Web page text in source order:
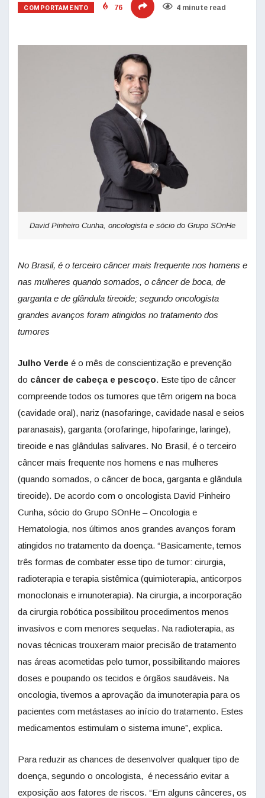
COMPORTAMENTO 76 4 minute read
David Pinheiro Cunha, oncologista e sócio do Grupo SOnHe
No Brasil, é o terceiro câncer mais frequente nos homens e
nas mulheres quando somados, o câncer de boca, de
garganta e de glândula tireoide; segundo oncologista
grandes avanços foram atingidos no tratamento dos
tumores
Julho Verde é o mês de conscientização e prevenção
do câncer de cabeça e pescoço. Este tipo de câncer
compreende todos os tumores que têm origem na boca
(cavidade oral), nariz (nasofaringe, cavidade nasal e seios
paranasais), garganta (orofaringe, hipofaringe, laringe),
tireoide e nas glândulas salivares. No Brasil, é o terceiro
câncer mais frequente nos homens e nas mulheres
(quando somados, o câncer de boca, garganta e glândula
tireoide). De acordo com o oncologista David Pinheiro
Cunha, sócio do Grupo SOnHe – Oncologia e
Hematologia, nos últimos anos grandes avanços foram
atingidos no tratamento da doença. “Basicamente, temos
três formas de combater esse tipo de tumor: cirurgia,
radioterapia e terapia sistêmica (quimioterapia, anticorpos
monoclonais e imunoterapia). Na cirurgia, a incorporação
da cirurgia robótica possibilitou procedimentos menos
invasivos e com menores sequelas. Na radioterapia, as
novas técnicas trouxeram maior precisão de tratamento
nas áreas acometidas pelo tumor, possibilitando maiores
doses e poupando os tecidos e órgãos saudáveis. Na
oncologia, tivemos a aprovação da imunoterapia para os
pacientes com metástases ao início do tratamento. Estes
medicamentos estimulam o sistema imune”, explica.
Para reduzir as chances de desenvolver qualquer tipo de
doença, segundo o oncologista, é necessário evitar a
exposição aos fatores de riscos. “Em alguns cânceres, os